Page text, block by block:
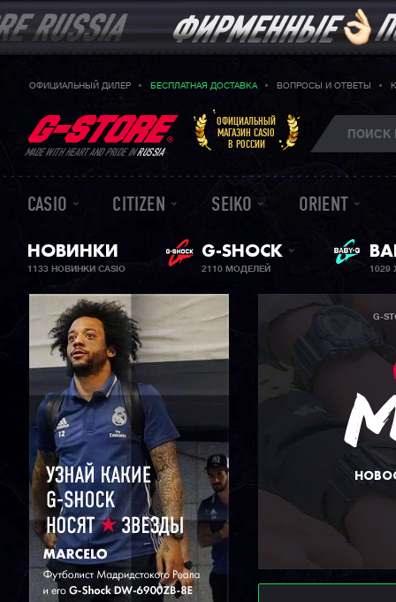
ОФИЦИАЛЬНЫЙ ДИЛЕР БЕСПЛАТНАЯ ДОСТАВКА ВОПРОСЫ И ОТВЕТЫ
MADE WITH HEART AND PRIDE INRUSSIA
ОФИЦИАЛЬНЫЙ
МАГАЗИН CASIO
В РОССИИ
CASIO CITIZEN SEIKO ORIENT
НОВИНКИ
1133 НОВИНКИ CASIO
G-SHOCK
2110 МОДЕЛЕЙ 1029
G-